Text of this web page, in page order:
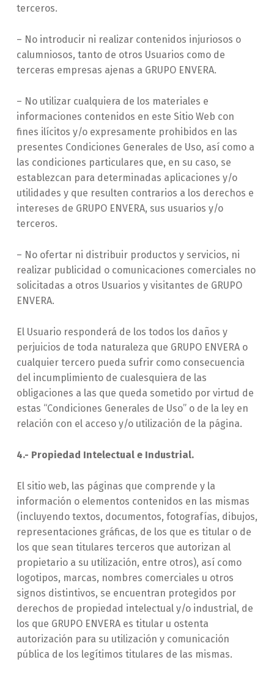
terceros.
– No introducir ni realizar contenidos injuriosos o
calumniosos, tanto de otros Usuarios como de
terceras empresas ajenas a GRUPO ENVERA.
– No utilizar cualquiera de los materiales e
informaciones contenidos en este Sitio Web con
fines ilícitos y/o expresamente prohibidos en las
presentes Condiciones Generales de Uso, así como a
las condiciones particulares que, en su caso, se
establezcan para determinadas aplicaciones y/o
utilidades y que resulten contrarios a los derechos e
intereses de GRUPO ENVERA, sus usuarios y/o
terceros.
– No ofertar ni distribuir productos y servicios, ni
realizar publicidad o comunicaciones comerciales no
solicitadas a otros Usuarios y visitantes de GRUPO
ENVERA.
El Usuario responderá de los todos los daños y
perjuicios de toda naturaleza que GRUPO ENVERA o
cualquier tercero pueda sufrir como consecuencia
del incumplimiento de cualesquiera de las
obligaciones a las que queda sometido por virtud de
estas “Condiciones Generales de Uso” o de la ley en
relación con el acceso y/o utilización de la página.
4.- Propiedad Intelectual e Industrial.
El sitio web, las páginas que comprende y la
información o elementos contenidos en las mismas
(incluyendo textos, documentos, fotografías, dibujos,
representaciones gráficas, de los que es titular o de
los que sean titulares terceros que autorizan al
propietario a su utilización, entre otros), así como
logotipos, marcas, nombres comerciales u otros
signos distintivos, se encuentran protegidos por
derechos de propiedad intelectual y/o industrial, de
los que GRUPO ENVERA es titular u ostenta
autorización para su utilización y comunicación
pública de los legítimos titulares de las mismas.